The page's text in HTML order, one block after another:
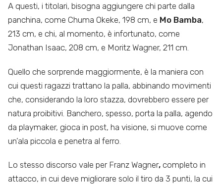
A questi, i titolari, bisogna aggiungere chi parte dalla
panchina, come Chuma Okeke, 198 cm, e Mo Bamba,
213 cm, e chi, al momento, è infortunato, come
Jonathan Isaac, 208 cm, e Moritz Wagner, 211 cm.
Quello che sorprende maggiormente, è la maniera con
cui questi ragazzi trattano la palla, abbinando movimenti
che, considerando la loro stazza, dovrebbero essere per
natura proibitivi. Banchero, spesso, porta la palla, agendo
da playmaker, gioca in post, ha visione, si muove come
un’ala piccola e penetra al ferro.
Lo stesso discorso vale per Franz Wagner, completo in
attacco, in cui deve migliorare solo il tiro da 3 punti, la cui